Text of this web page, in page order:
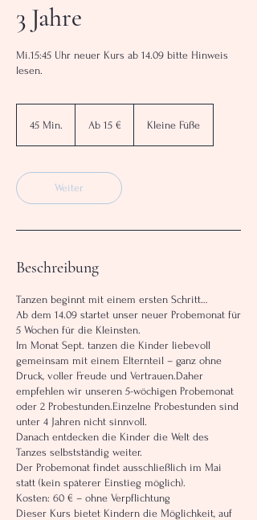
3 Jahre
Mi.15:45 Uhr neuer Kurs ab 14.09 bitte Hinweis
lesen.
45 Min.
i
n
.
EuroAb 15 € Kleine Füße
Weiter
Beschreibung
Tanzen beginnt mit einem ersten Schritt…
Ab dem 14.09 startet unser neuer Probemonat für
5 Wochen für die Kleinsten.
Im Monat Sept. tanzen die Kinder liebevoll
gemeinsam mit einem Elternteil – ganz ohne
Druck, voller Freude und Vertrauen.Daher
empfehlen wir unseren 5-wöchigen Probemonat
oder 2 Probestunden.Einzelne Probestunden sind
unter 4 Jahren nicht sinnvoll.
Danach entdecken die Kinder die Welt des
Tanzes selbstständig weiter.
Der Probemonat findet ausschließlich im Mai
statt (kein späterer Einstieg möglich).
Kosten: 60 € – ohne Verpflichtung
Dieser Kurs bietet Kindern die Möglichkeit, auf